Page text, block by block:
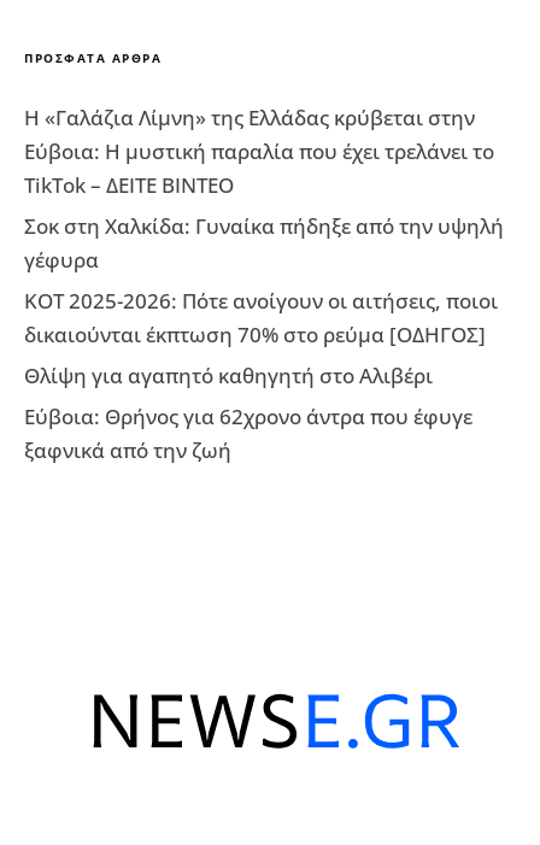
ΠΡΌΣΦΑΤΑ ΆΡΘΡΑ
Η «Γαλάζια Λίμνη» της Ελλάδας κρύβεται στην
Εύβοια: Η μυστική παραλία που έχει τρελάνει το
TikTok – ΔΕΙΤΕ ΒΙΝΤΕΟ
Σοκ στη Χαλκίδα: Γυναίκα πήδηξε από την υψηλή
γέφυρα
ΚΟΤ 2025-2026: Πότε ανοίγουν οι αιτήσεις, ποιοι
δικαιούνται έκπτωση 70% στο ρεύμα [ΟΔΗΓΟΣ]
Θλίψη για αγαπητό καθηγητή στο Αλιβέρι
Εύβοια: Θρήνος για 62χρονο άντρα που έφυγε
ξαφνικά από την ζωή